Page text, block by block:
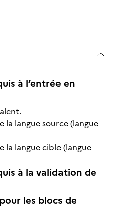
à l’entrée en
la langue source (langue
la langue cible (langue
à la validation de
les blocs de